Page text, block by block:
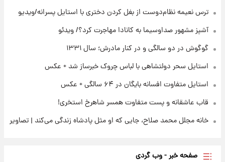
۲۲ ساعت پیش
ثریا اسفندیاری بعد از طلاق و در دیدار با گروه
ترس نعیمه نظام‌دوست از بغل کردن دختری با استایل پسرانه/ویدیو
آشپز مشهور صداوسیما به کانادا مهاجرت کرد؟/ ویدئو
گوگوش در دو سالگی و در کنار مادرش؛ سال ۱۳۳۱
استایل سحر دولتشاهی با لباس چروک خبرساز شد + عکس
استایل متفاوت افسانه بایگان در ۶۴ سالگی + عکس
قاب عاشقانه و پست متفاوت همسر شاهرخ استخری!
خانه مجلل محمد صلاح، جایی که او مثل پادشاه زندگی می‌کند | تصاویر
صفحه خبر - وب گردی